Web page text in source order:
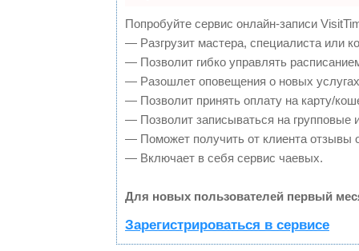
Попробуйте сервис онлайн-записи
— Разгрузит мастера, специалиста или
— Позволит гибко управлять
— Разошлет оповещения о новых
— Позволит принять оплату на карту/
— Позволит записываться на групповые
— Поможет получить от клиента отзывы
— Включает в себя сервис чаевых.
Для новых пользователей первый
Зарегистрироваться в сервисе